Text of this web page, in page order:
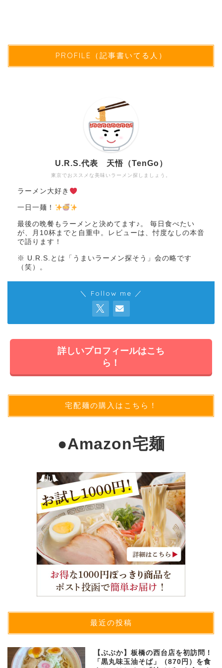
PROFILE（記事書いてる人）
東京でおススメな美味いラーメン探しましょう。
U.R.S.代表 天悟（TenGo）
ラーメン大好き
一日一麺！
最後の晩餐もラーメンと決めてます♪。 毎日食べたい
が、月10杯までと自重中。レビューは、忖度なしの本音
で語ります！
※ U.R.S.とは「うまいラーメン探そう」会の略です
（笑）。
＼ Follow me ／
詳しいプロフィールはこち
ら！
宅配麺の購入はこちら！
●Amazon宅麺
最近の投稿
【ぶぶか】板橋の西台店を初訪問！
「黒丸味玉油そば」（870円）を食